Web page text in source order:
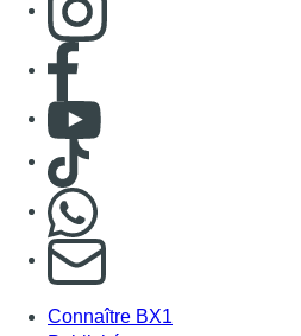
Publicité
Offres d'emploi
Contact
Mentions légales
Politique de cookies (UE)
Gérer les cookies